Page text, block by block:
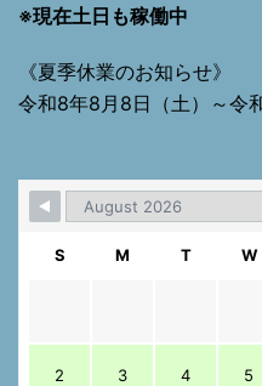
※現在土日も稼働中
《夏季休業のお知らせ》
令和8年8月8日（土）～令
S M T W
2 3 4 5